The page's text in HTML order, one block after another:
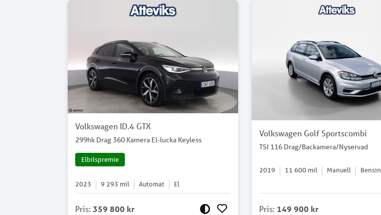
Volkswagen ID.4 GTX
299hk Drag 360 Kamera El-lucka Keyless
Elbilspremie
2023 9 293 mil Automat El
Pris:359 800 kr
Volkswagen Golf Sportscombi
TSI 116 Drag/Backamera/Nyservad
2019 11 600 mil Manuell Bensin
Pris: 149 900 kr